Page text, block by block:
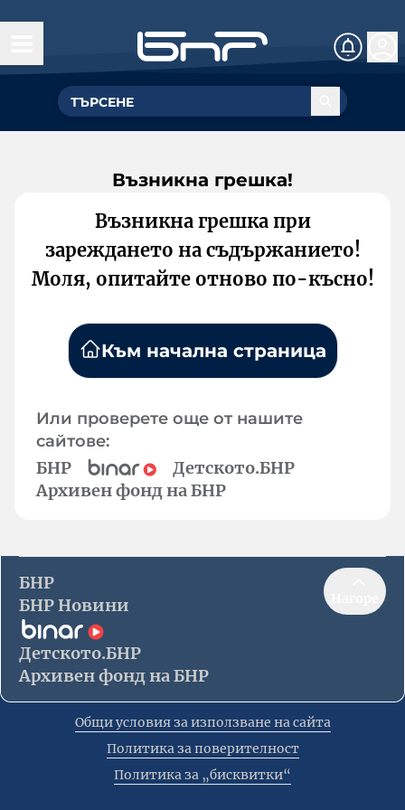
Възникна грешка!
Възникна грешка при
зареждането на съдържанието!
Моля, опитайте отново по-късно!
Към начална страница
Или проверете още от нашите
сайтове:
БНР
Детското.БНР
Архивен фонд на БНР
БНР
БНР Новини
Детското.БНР
Архивен фонд на БНР
Общи условия за използване на сайта
Политика за поверителност
Политика за „бисквитки“